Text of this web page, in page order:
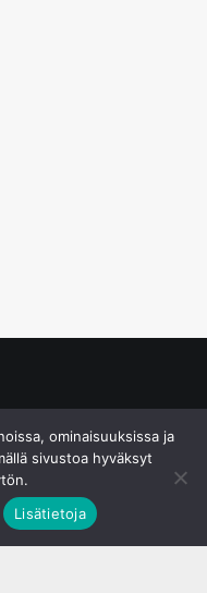
ominaisuuksissa ja
sivustoa hyväksyt
Lisätietoja